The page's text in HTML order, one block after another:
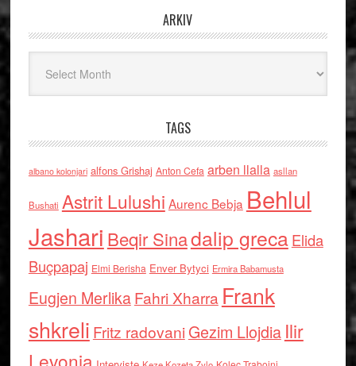
ARKIV
TAGS
albano kolonjari alfons Grishaj Anton Cefa arben llalla asllan
Bushati Astrit Lulushi Aurenc Bebja Behlul
Jashari Beqir Sinadalip grecaElida
Buçpapaj Elmi Berisha Enver Bytyci Ermira Babamusta
Eugjen MerlikaFahri Xharra Frank
shkreli Fritz radovaniGezim Llojdia Ilir
Levonja